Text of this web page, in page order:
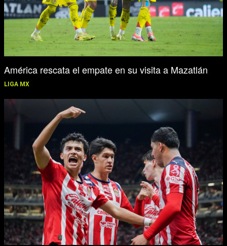
América rescata el empate en su visita a Mazatlán
LIGA MX